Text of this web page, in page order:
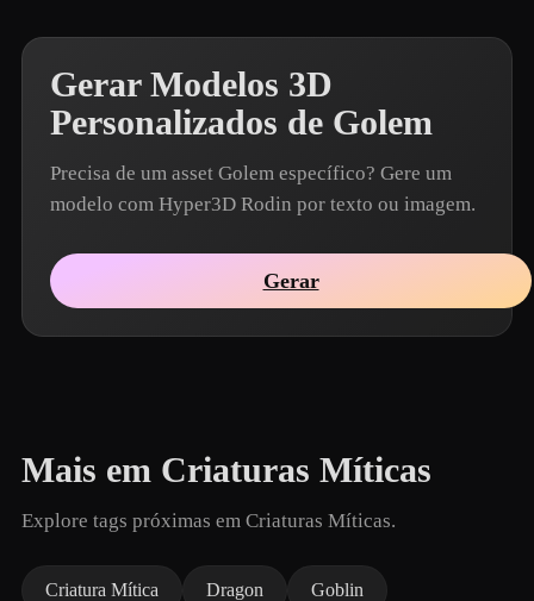
Gerar Modelos 3D
Personalizados de Golem
Precisa de um asset Golem específico? Gere um
modelo com Hyper3D Rodin por texto ou imagem.
Gerar
Mais em Criaturas Míticas
Explore tags próximas em Criaturas Míticas.
Criatura Mítica Dragon Goblin